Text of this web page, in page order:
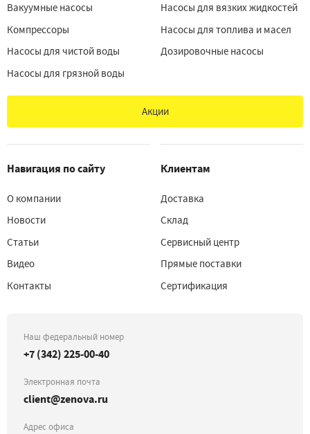
Вакуумные насосы
Компрессоры
Насосы для чистой воды
Насосы для грязной воды
Насосы для вязких жидкостей
Насосы для топлива и масел
Дозировочные насосы
Акции
Навигация по сайту
О компании
Новости
Статьи
Видео
Контакты
Клиентам
Доставка
Склад
Сервисный центр
Прямые поставки
Сертификация
Наш федеральный номер
+7 (342) 225-00-40
Электронная почта
client@zenova.ru
Адрес офиса